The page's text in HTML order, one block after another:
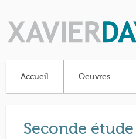
Accueil Oeuvres
Seconde